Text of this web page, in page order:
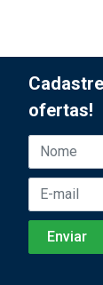
ofertas!